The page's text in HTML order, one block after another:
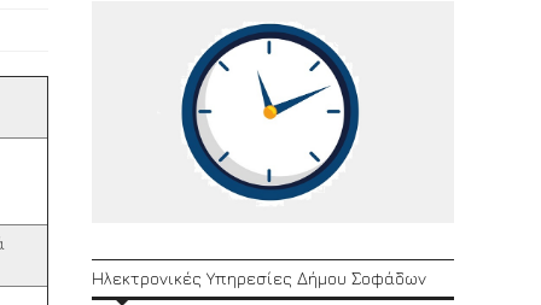
Ηλεκτρονικές Υπηρεσίες Δήμου Σοφάδων